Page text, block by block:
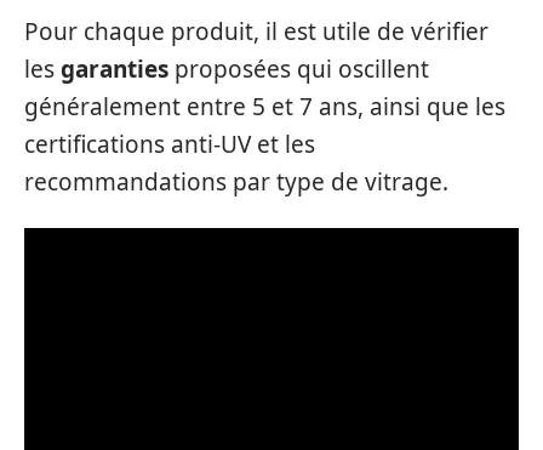
Pour chaque produit, il est utile de vérifier
lesgaranties proposées qui oscillent
généralement entre 5 et 7 ans, ainsi que les
certifications anti-UV et les
recommandations par type de vitrage.